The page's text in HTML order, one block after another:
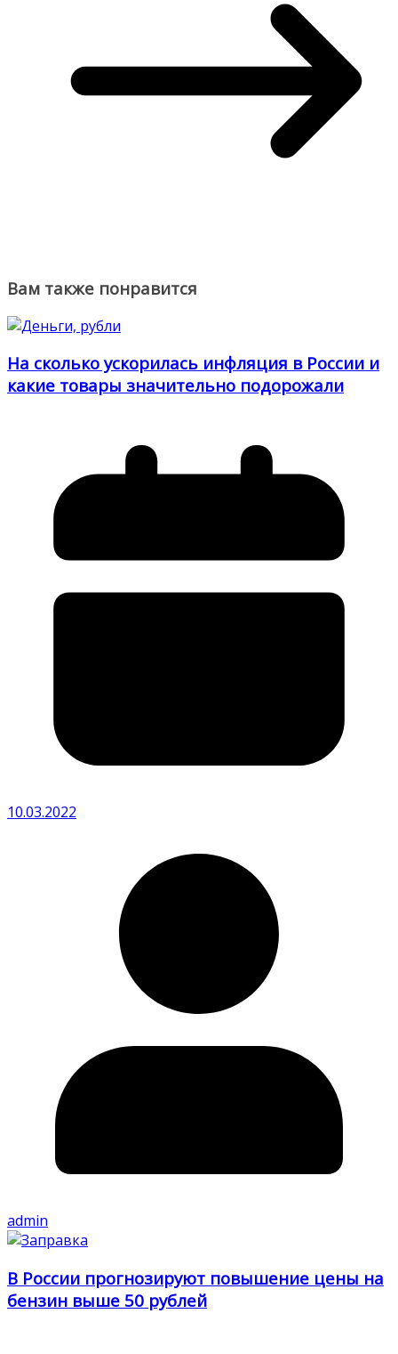
Вам также понравится
На сколько ускорилась инфляция в России и
какие товары значительно подорожали
10.03.2022
admin
В России прогнозируют повышение цены на
бензин выше 50 рублей